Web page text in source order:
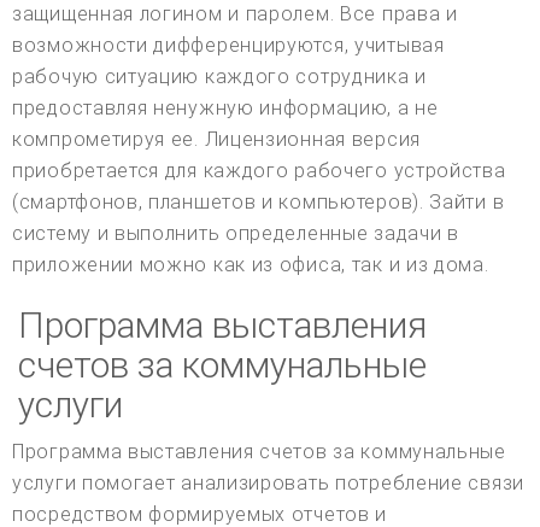
защищенная логином и паролем. Все права и
возможности дифференцируются, учитывая
рабочую ситуацию каждого сотрудника и
предоставляя ненужную информацию, а не
компрометируя ее. Лицензионная версия
приобретается для каждого рабочего устройства
(смартфонов, планшетов и компьютеров). Зайти в
систему и выполнить определенные задачи в
приложении можно как из офиса, так и из дома.
Программа выставления
счетов за коммунальные
услуги
Программа выставления счетов за коммунальные
услуги помогает анализировать потребление связи
посредством формируемых отчетов и